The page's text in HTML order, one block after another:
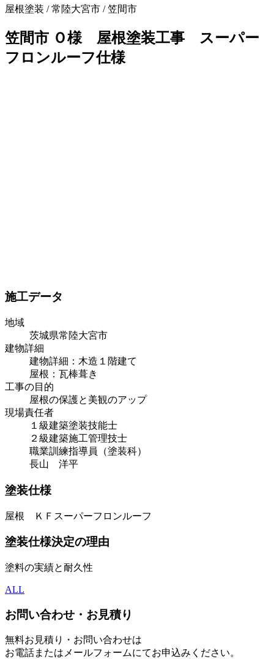
屋根塗装 / 常陸大宮市 / 笠間市
笠間市 Ｏ様 屋根塗装工事 スーパー
フロンルーフ仕様
施工データ
地域
茨城県常陸大宮市
建物詳細
建物詳細：木造１階建て
屋根：瓦棒葺き
工事の目的
屋根の保護と美観のアップ
現場責任者
１級建築塗装技能士
２級建築施工管理技士
職業訓練指導員（塗装科）
長山 洋平
塗装仕様
屋根 ＫＦスーパーフロンルーフ
塗装仕様決定の理由
塗料の実績と耐久性
ALL
お問い合わせ・お見積り
無料お見積り・お問い合わせは
お電話またはメールフォームにてお申込みください。